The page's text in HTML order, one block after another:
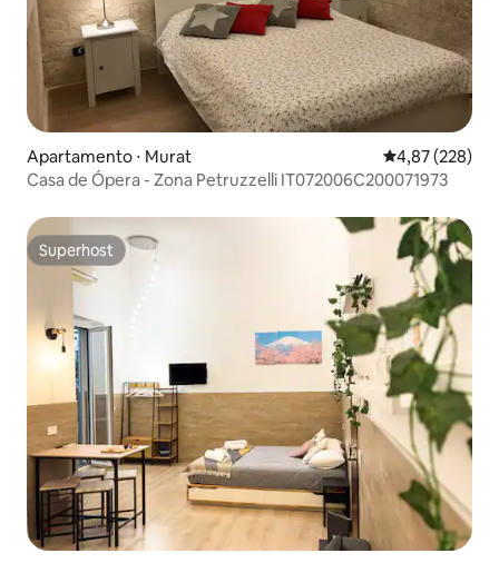
Apartamento ⋅ Murat 4,87 de uma
4,87 (228)
Casa de Ópera - Zona Petruzzelli IT072006C200071973
Superhost
Superhost